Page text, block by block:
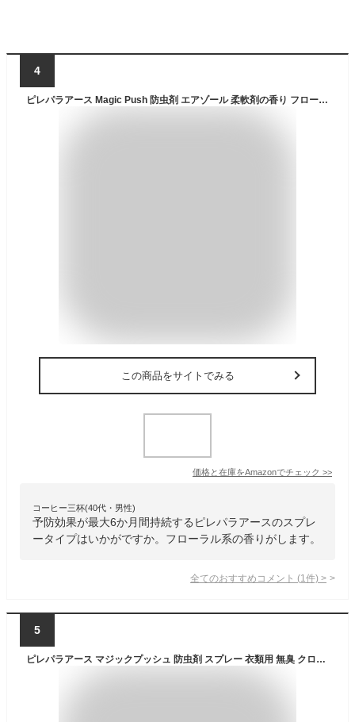
4
ピレパラアース Magic Push 防虫剤 エアゾール 柔軟剤の香り フローラルソープ [13.6ml] ピレパラ 衣類 クローゼット 収納 ダニ対策 (アース製薬)
この商品をサイトでみる
価格と在庫をAmazonでチェック >>
コーヒー三杯(40代・男性)
予防効果が最大6か月間持続するピレパラアースのスプレ
ータイプはいかがですか。フローラル系の香りがします。
全てのおすすめコメント (1 件) >
5
ピレパラアース マジックプッシュ 防虫剤 スプレー 衣類用 無臭 クローゼット(13.6ml*2個セット)【ピレパラアース】[防虫 ダニよけ 消臭 衣替え クローゼット 衣類 洋服]